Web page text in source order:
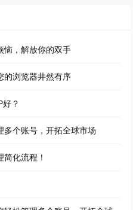
恼，解放你的双手
的浏览器井然有序
？
多个账号，开拓全球市场
化流程！